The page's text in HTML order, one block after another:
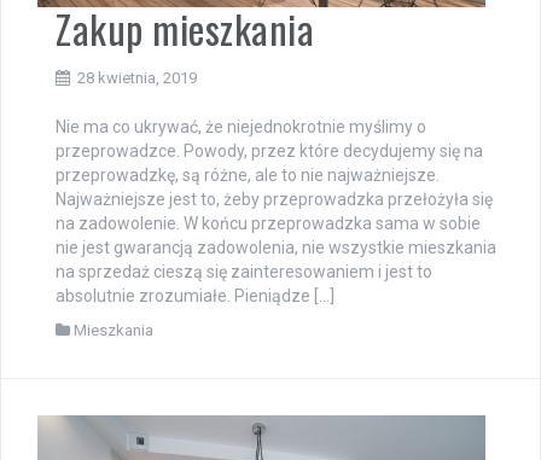
Zakup mieszkania
28 kwietnia, 2019
Nie ma co ukrywać, że niejednokrotnie myślimy o
przeprowadzce. Powody, przez które decydujemy się na
przeprowadzkę, są różne, ale to nie najważniejsze.
Najważniejsze jest to, żeby przeprowadzka przełożyła się
na zadowolenie. W końcu przeprowadzka sama w sobie
nie jest gwarancją zadowolenia, nie wszystkie mieszkania
na sprzedaż cieszą się zainteresowaniem i jest to
absolutnie zrozumiałe. Pieniądze […]
Mieszkania